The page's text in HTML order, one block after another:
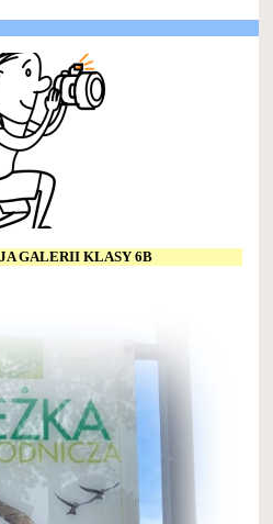
GALERII KLASY 6B